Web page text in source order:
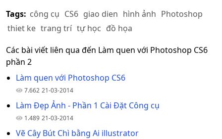
Tags: công cụ CS6 giao dien hình ảnh Photoshop
thiet ke trang trí tự học đồ họa
Các bài viết liên qua đến Làm quen với Photoshop CS6
phần 2
Làm quen với Photoshop CS6
7.662 21-03-2014
Làm Đẹp Ảnh - Phần 1 Cài Đặt Công cụ
1.489 21-03-2014
Vẽ Cây Bút Chì bằng Ai illustrator